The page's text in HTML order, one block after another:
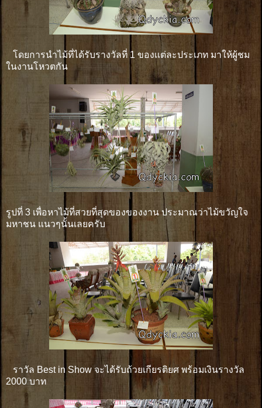
โดยการนำไม้ที่ได้รับรางวัลที่ 1 ของเเต่ละประเภท มาให้ผู้ชม
ในงานโหวตกัน
รูปที่ 3 เพื่อหาไม้ที่สวยที่สุดของของงาน ประมาณว่าไม้ขวัญใจ
มหาชน แนวๆนั้นเลยครับ
ราวัล Best in Show จะได้รับถ้วยเกียรติยศ พร้อมเงินรางวัล
2000 บาท